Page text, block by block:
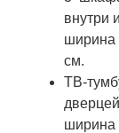
внутри
ширина
см.
ТВ-
ширина